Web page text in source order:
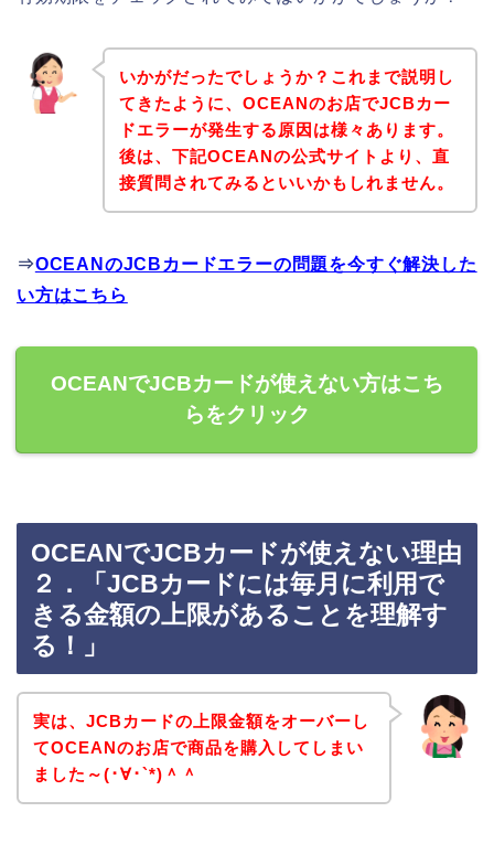
いかがだったでしょうか？これまで説明し
てきたように、OCEANのお店でJCBカー
ドエラーが発生する原因は様々あります。
後は、下記OCEANの公式サイトより、直
接質問されてみるといいかもしれません。
⇒OCEANのJCBカードエラーの問題を今すぐ解決した
い方はこちら
OCEANでJCBカードが使えない方はこち
らをクリック
OCEANでJCBカードが使えない理由
２．「JCBカードには毎月に利用で
きる金額の上限があることを理解す
る！」
実は、JCBカードの上限金額をオーバーし
てOCEANのお店で商品を購入してしまい
ました～(･∀･`*)＾＾